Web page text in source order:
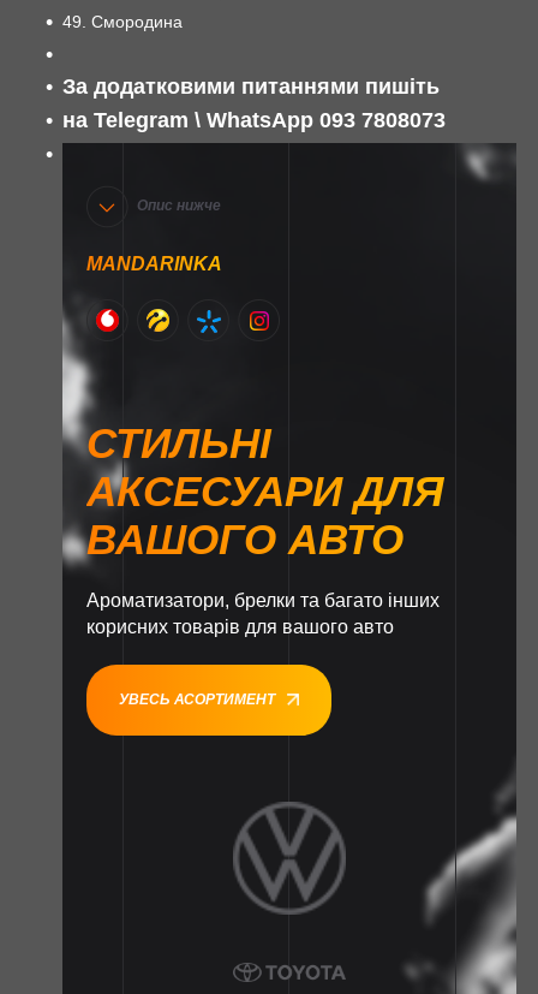
49. Смородина
За додатковими питаннями пишіть
на Telegram \ WhatsApp 093 7808073
Опис нижче
MANDARINKA
СТИЛЬНІ
АКСЕСУАРИ ДЛЯ
ВАШОГО АВТО
Ароматизатори, брелки та багато інших
корисних товарів для вашого авто
УВЕСЬ АСОРТИМЕНТ